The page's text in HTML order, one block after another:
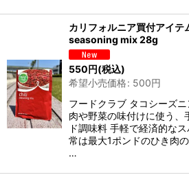
カリフォルニア買付アイ
seasoning mix 28g
550 円(税込)
希望小売価格: 500円
フードクラブ タコシーズ
肉や野菜の味付けに使う、
ド調味料 手軽で経済的な
常は最大1ポンドのひき肉
…